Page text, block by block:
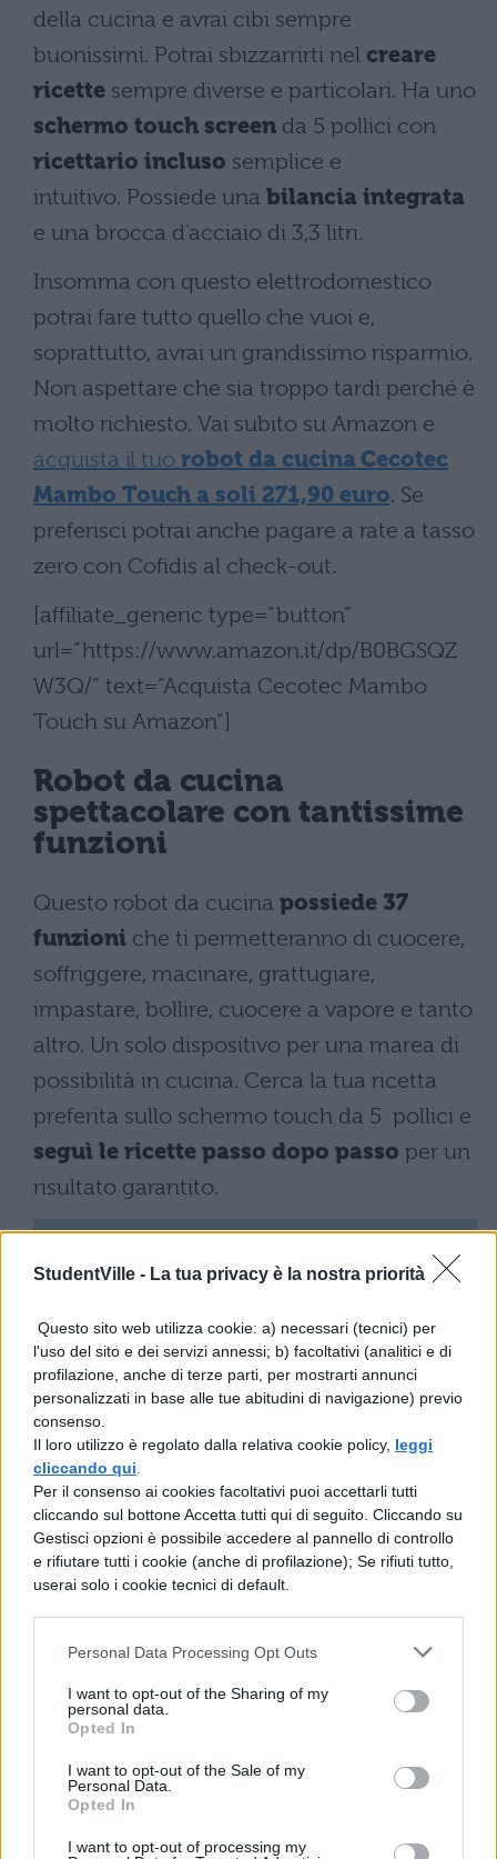
StudentVille - La tua privacy è la nostra priorità
Questo sito web utilizza cookie: a) necessari (tecnici) per
l'uso del sito e dei servizi annessi; b) facoltativi (analitici e di
profilazione, anche di terze parti, per mostrarti annunci
personalizzati in base alle tue abitudini di navigazione) previo
consenso.
Il loro utilizzo è regolato dalla relativa cookie policy, leggi
cliccando qui
Per il consenso ai cookies facoltativi puoi accettarli tutti
cliccando sul bottone Accetta tutti qui di seguito. Cliccando su
Gestisci opzioni è possibile accedere al pannello di controllo
e rifiutare tutti i cookie (anche di profilazione); Se rifiuti tutto,
userai solo i cookie tecnici di default.
Personal Data Processing Opt Outs
I want to opt-out of the Sharing of my
personal data.
Opted In
I want to opt-out of the Sale of my
Personal Data.
Opted In
I want to opt-out of processing my
della cucina e avrai cibi sempre
buonissimi. Potrai sbizzarrirti nel creare
ricette sempre diverse e particolari. Ha uno
schermo touch screen da 5 pollici con
ricettario incluso semplice e
intuitivo. Possiede una bilancia integrata
e una brocca d’acciaio di 3,3 litri.
Insomma con questo elettrodomestico
potrai fare tutto quello che vuoi e,
soprattutto, avrai un grandissimo risparmio.
Non aspettare che sia troppo tardi perché è
molto richiesto. Vai subito su Amazon e
acquista il tuorobot da cucina Cecotec
Mambo Touch a soli 271,90 euro. Se
preferisci potrai anche pagare a rate a tasso
zero con Cofidis al check-out.
[affiliate_generic type=”button”
url=”https://www.amazon.it/dp/B0BGSQZ
W3Q/” text=”Acquista Cecotec Mambo
Touch su Amazon”]
Robot da cucina
spettacolare con tantissime
funzioni
Questo robot da cucina possiede 37
funzioni che ti permetteranno di cuocere,
soffriggere, macinare, grattugiare,
impastare, bollire, cuocere a vapore e tanto
altro. Un solo dispositivo per una marea di
possibilità in cucina. Cerca la tua ricetta
preferita sullo schermo touch da 5 pollici e
seguì le ricette passo dopo passo per un
risultato garantito.
Lacaraffa in acciaio inossidabile da 3,3
litri ti permetterà di cucinare per tutta la
famiglia. Inoltre la potrai sganciare dalla
base per lavarla facilmente, anche
lavastoviglie. È dotato di unabilancia
incorporatache ti permette di dosare i
altri dispositivi. In confezione troverai
anche un cucchiaio, una spatola, un
cestello per bollire, una farfalla per gli
impasti e unvaroma per la cottura
vapore.